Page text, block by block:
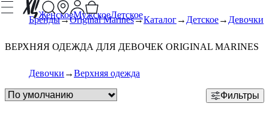
ЖенскоеМужскоеДетское
Бренды Original Marines Каталог Детское Девочки
ВЕРХНЯЯ ОДЕЖДА ДЛЯ ДЕВОЧЕК ORIGINAL MARINES
Девочки Верхняя одежда
Фильтры